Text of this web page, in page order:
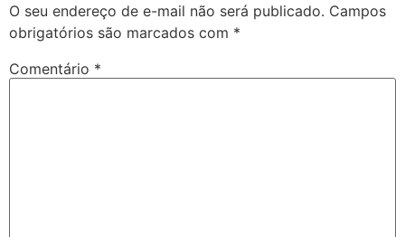
O seu endereço de e-mail não será publicado. Campos
obrigatórios são marcados com *
Comentário *